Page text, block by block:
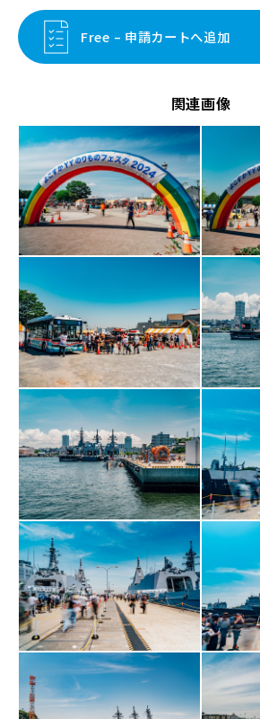
Free – 申請カートへ追加
関連画像